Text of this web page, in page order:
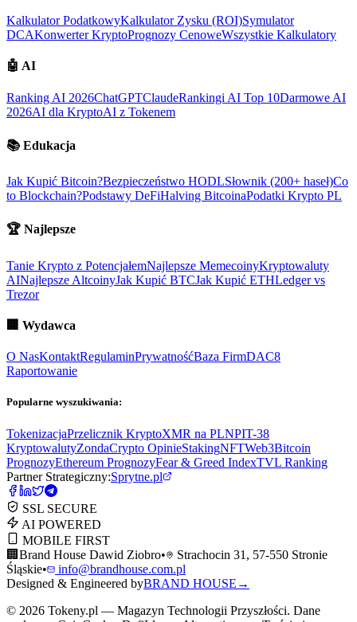
Kalkulator PodatkowyKalkulator Zysku (ROI)Symulator
DCAKonwerter KryptoPrognozy CenoweWszystkie Kalkulatory
🤖 AI
Ranking AI 2026ChatGPTClaudeRankingi AI Top 10Darmowe AI
2026AI dla KryptoAI z Tokenem
📚 Edukacja
Jak Kupić Bitcoin?Bezpieczeństwo HODLSłownik (200+ haseł)Co
to Blockchain?Podstawy DeFiHalving BitcoinaPodatki Krypto PL
🏆 Najlepsze
Tanie Krypto z PotencjałemNajlepsze MemecoinyKryptowaluty
AINajlepsze AltcoinyJak Kupić BTCJak Kupić ETHLedger vs
Trezor
🏢 Wydawca
O NasKontaktRegulaminPrywatnośćBaza FirmDAC8
Raportowanie
Popularne wyszukiwania:
TokenizacjaPrzelicznik KryptoXMR na PLNPIT-38
KryptowalutyZondaCrypto OpinieStakingNFTWeb3Bitcoin
PrognozyEthereum PrognozyFear & Greed IndexTVL Ranking
Partner Strategiczny:Sprytne.pl
SSL SECURE
AI POWERED
MOBILE FIRST
🏢 Brand House Dawid Ziobro•
Strachocin 31, 57-550 Stronie
Śląskie•
info@brandhouse.com.pl
Designed & Engineered byBRAND HOUSE →
© 2026 Tokeny.pl — Magazyn Technologii Przyszłości. Dane